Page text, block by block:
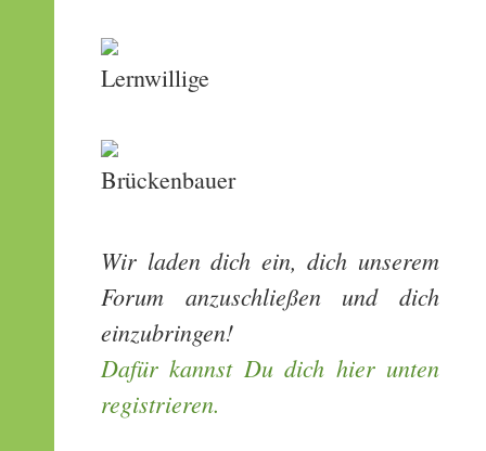
Lernwillige
Brückenbauer
Wir laden dich ein, dich unserem
Forum anzuschließen und dich
einzubringen!
Dafür kannst Du dich hier unten
registrieren.